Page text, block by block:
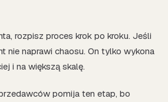
rozpisz proces krok po kroku. Jeśli
nie naprawi chaosu. On tylko wykona
i na większą skalę.
pomija ten etap, bo